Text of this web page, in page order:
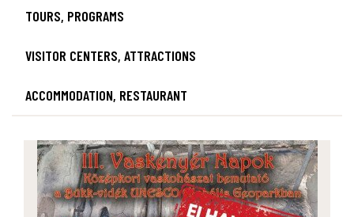
TOURS, PROGRAMS
VISITOR CENTERS, ATTRACTIONS
ACCOMMODATION, RESTAURANT